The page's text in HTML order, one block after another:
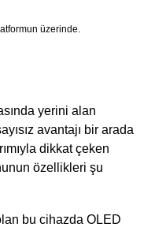
yerini alan
avantajı bir arada
dikkat çeken
özellikleri şu
bu cihazda OLED